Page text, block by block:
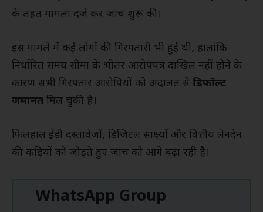
के तहत मामला दर्ज कर जांच शुरू की।
इस मामले में कई लोगों की गिरफ्तारी भी हुई थी, हालांकि
निर्धारित समय सीमा के भीतर आरोपपत्र दाखिल नहीं होने के
कारण सभी गिरफ्तार आरोपियों को अदालत से डिफॉल्ट
जमानत मिल चुकी है।
फिलहाल ईडी दस्तावेजों, डिजिटल साक्ष्यों और वित्तीय लेनदेन
की कड़ियों को जोड़ते हुए जांच को आगे बढ़ा रही है।
WhatsApp Group